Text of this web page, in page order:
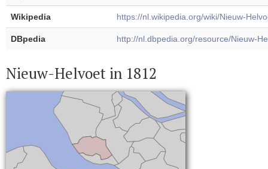
Wikipedia https://nl.wikipedia.org/wiki/Nieuw-
DBpedia http://nl.dbpedia.org/resource/Nieuw-
Nieuw-Helvoet in 1812